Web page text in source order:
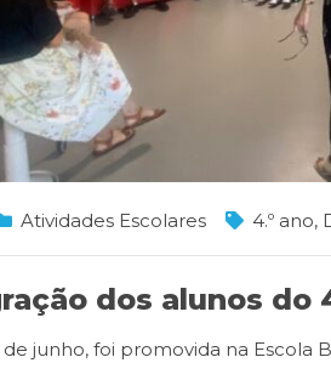
Atividades Escolares 4.º ano,
dos alunos do
junho, foi promovida na Escola